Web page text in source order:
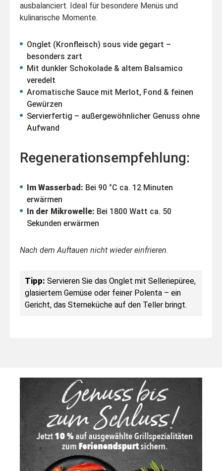
ausbalanciert. Ideal für besondere Menüs und
kulinarische Momente.
Onglet (Kronfleisch) sous vide gegart –
besonders zart
Mit dunkler Schokolade & altem Balsamico
veredelt
Aromatische Sauce mit Merlot, Fond & feinen
Gewürzen
Servierfertig – außergewöhnlicher Genuss ohne
Aufwand
Regenerationsempfehlung:
Im Wasserbad: Bei 90 °C ca. 12 Minuten
erwärmen
In der Mikrowelle: Bei 1800 Watt ca. 50
Sekunden erwärmen
Nach dem Auftauen nicht wieder einfrieren.
Tipp: Servieren Sie das Onglet mit Selleriepüree,
glasiertem Gemüse oder feiner Polenta – ein
Gericht, das Sterneküche auf den Teller bringt.